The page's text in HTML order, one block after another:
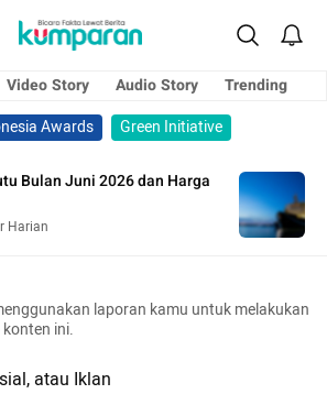
Video Story Audio Story
Trending
Awards
Green Initiative
Bulan Juni 2026 dan Harga
Harian
laporan kamu untuk melakukan
ini.
atau Iklan